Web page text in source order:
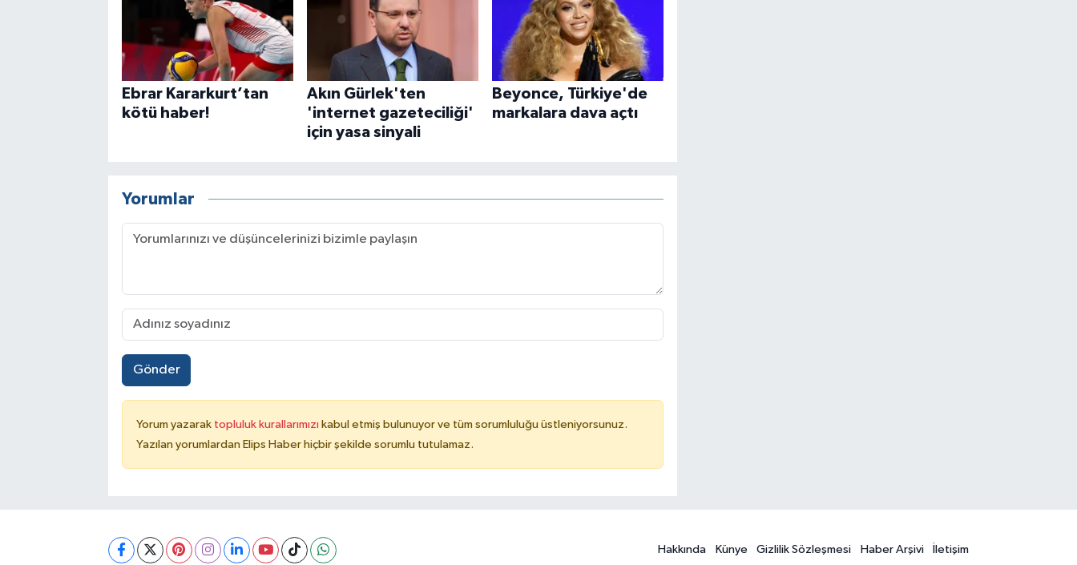
Ebrar Kararkurt’tan
kötü haber!
Akın Gürlek'ten
'internet gazeteciliği'
için yasa sinyali
Beyonce, Türkiye'de
markalara dava açtı
Yorumlar
Gönder
Yorum yazarak topluluk kurallarımızı kabul etmiş bulunuyor ve tüm sorumluluğu üstleniyorsunuz.
Yazılan yorumlardan Elips Haber hiçbir şekilde sorumlu tutulamaz.
Hakkında Künye Gizlilik Sözleşmesi Haber Arşivi İletişim